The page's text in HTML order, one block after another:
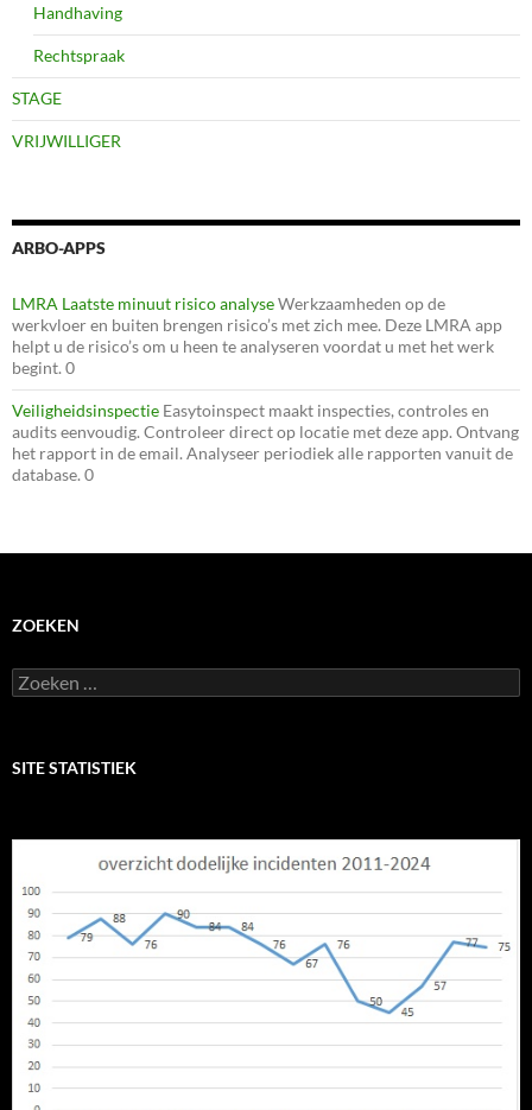
Handhaving
Rechtspraak
STAGE
VRIJWILLIGER
ARBO-APPS
LMRA Laatste minuut risico analyseWerkzaamheden op de
werkvloer en buiten brengen risico’s met zich mee. Deze LMRA app
helpt u de risico’s om u heen te analyseren voordat u met het werk
begint. 0
Veiligheidsinspectie Easytoinspect maakt inspecties, controles en
audits eenvoudig. Controleer direct op locatie met deze app. Ontvang
het rapport in de email. Analyseer periodiek alle rapporten vanuit de
database. 0
ZOEKEN
Zoeken
naar:
SITE STATISTIEK